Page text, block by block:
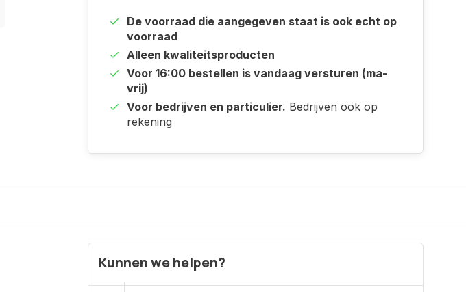
De voorraad die aangegeven staat is ook echt op
voorraad
Alleen kwaliteitsproducten
Voor 16:00 bestellen is vandaag versturen (ma-
vrij)
Voor bedrijven en particulier. Bedrijven ook op
rekening
Kunnen we helpen?